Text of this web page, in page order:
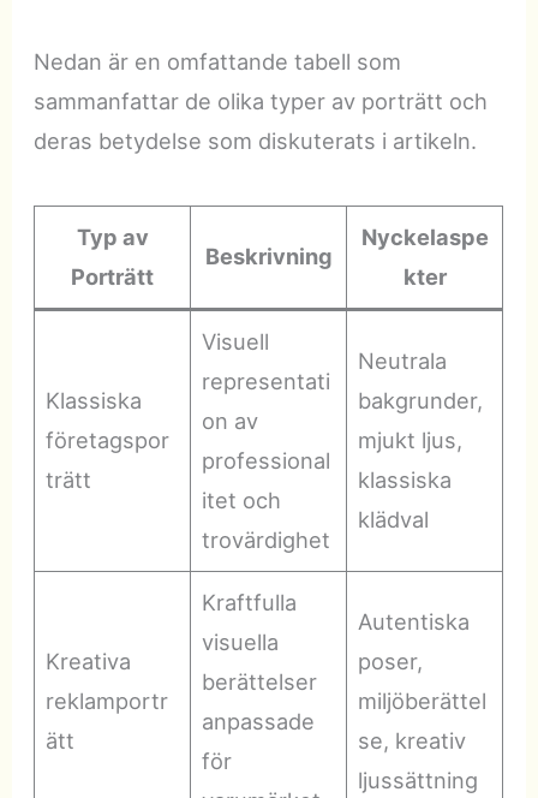
Nedan är en omfattande tabell som
sammanfattar de olika typer av porträtt och
deras betydelse som diskuterats i artikeln.
Typ av
Porträtt
Beskrivning
Nyckelaspe
kter
Klassiska
företagspor
trätt
Visuell
representati
on av
professional
itet och
trovärdighet
Neutrala
bakgrunder,
mjukt ljus,
klassiska
klädval
Kreativa
reklamportr
ätt
Kraftfulla
visuella
berättelser
anpassade
för
Autentiska
poser,
miljöberättel
se, kreativ
ljussättning